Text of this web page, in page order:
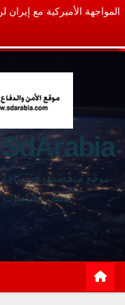
المواجهة الأميركية مع إيران
SdArabia
موقع متخصص في كافة
يغطي نشاطات